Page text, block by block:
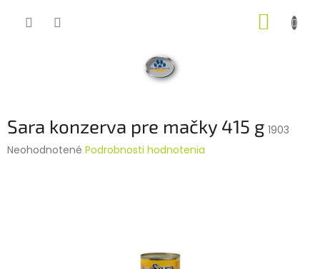
Sara konzerva pre mačky 415 g 1903
Priemerné
Neohodnotené Podrobnosti hodnotenia